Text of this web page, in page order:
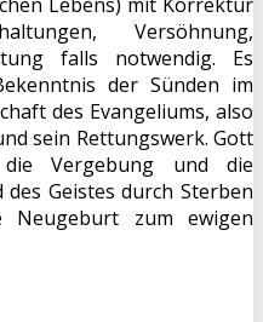
Versöhnung,
falls notwendig. Es
der Sünden im
des Evangeliums, also
sein Rettungswerk. Gott
die Vergebung und die
Geistes durch Sterben
Neugeburt zum ewigen